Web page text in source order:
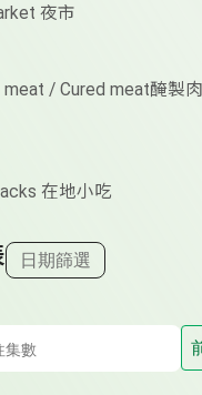
夜市
meat / Cured meat醃製
在地小吃
日期篩選